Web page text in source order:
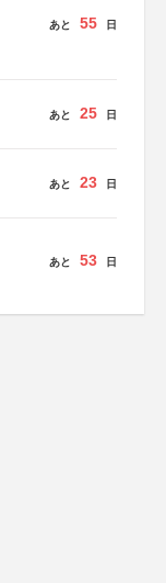
あと 55 日
あと 25 日
あと 23 日
あと 53 日